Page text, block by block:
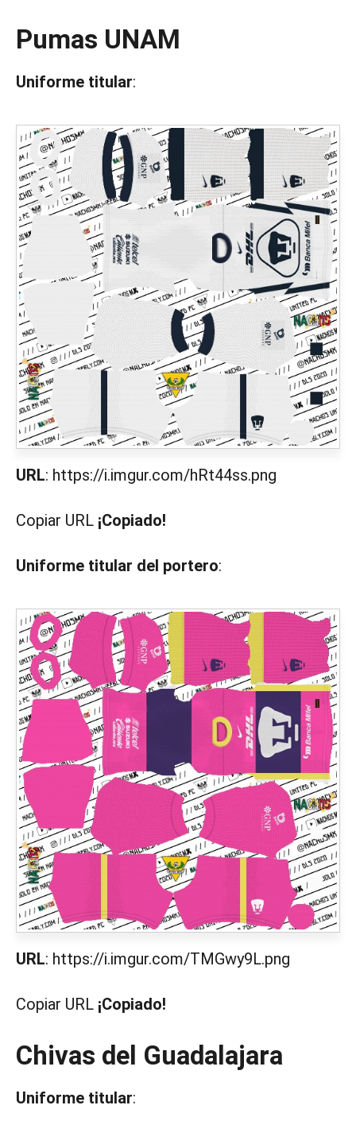
Pumas UNAM
Uniforme titular:
URL: https://i.imgur.com/hRt44ss.png
Copiar URL ¡Copiado!
Uniforme titular del portero:
URL: https://i.imgur.com/TMGwy9L.png
Copiar URL ¡Copiado!
Chivas del Guadalajara
Uniforme titular: